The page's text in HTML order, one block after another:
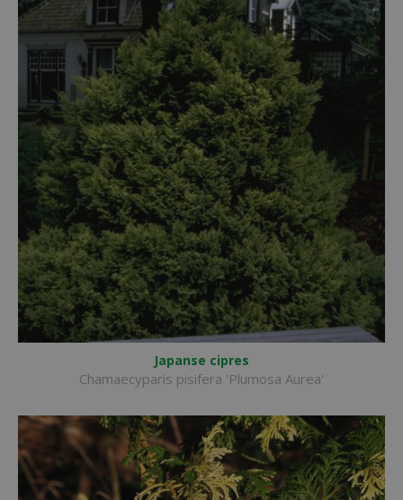
Japanse cipres
Chamaecyparis pisifera 'Plumosa Aurea'